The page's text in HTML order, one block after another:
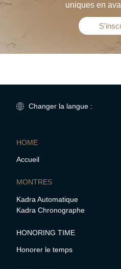
uniques en
Changer la langue :
HOME
Accueil
MONTRES
Kadra Automatique
Kadra Chronographe
HONORING TIME
Honorer le temps